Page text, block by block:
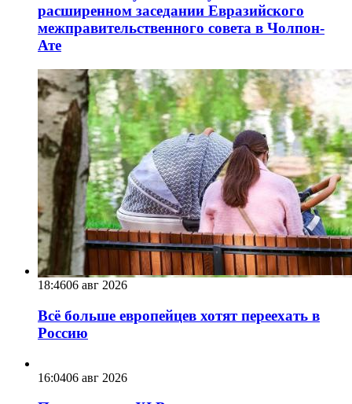
расширенном заседании Евразийского
межправительственного совета в Чолпон-
Ате
18:4606 авг 2026
Всё больше европейцев хотят переехать в
Россию
16:0406 авг 2026